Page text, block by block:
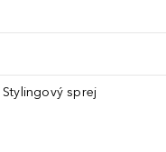
sprej